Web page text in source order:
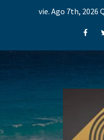
vie. Ago 7th, 2026